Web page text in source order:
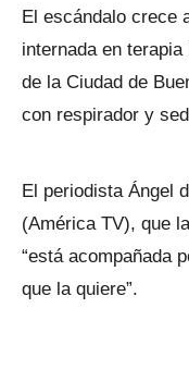
El escándalo crece
internada en
de la Ciudad de
con respirador y
El periodista Ángel
(América TV), que
“está acompañada
que la quiere”.